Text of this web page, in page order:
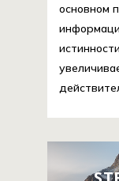
основном